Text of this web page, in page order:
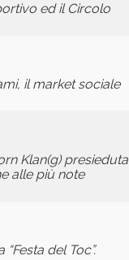
ed il Circolo
il market sociale
Klan(g) presieduta
alle più note
del Toc”.